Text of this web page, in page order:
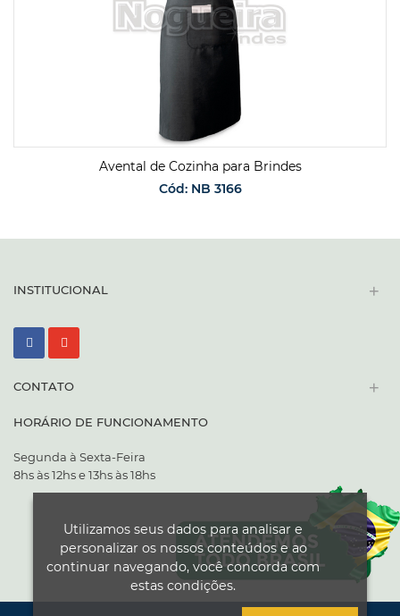
Avental de Cozinha para Brindes
Cód: NB 3166
SOLICITAR ORÇAMENTO
INSTITUCIONAL +
CONTATO +
HORÁRIO DE FUNCIONAMENTO
Segunda à Sexta-Feira
8hs às 12hs e 13hs às 18hs
Utilizamos seus dados para analisar e
personalizar os nossos conteúdos e ao
continuar navegando, você concorda com
estas condições.